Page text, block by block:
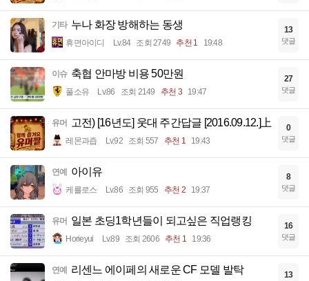
기타 누나 화장 방해하는 동생
휴면아이디 Lv.84 조회 2749 추천 1 19:48
13
댓글
이슈 축협 안마방 비용 50만원
풀소유 Lv.86 조회 2149 추천 3 19:47
27
댓글
유머 고전) [16년도] 웃대 주간답글 [2016.09.12.]上
레몬과즙 Lv.92 조회 557 추천 1 19:43
0
댓글
연예 아이유
케를로스 Lv.86 조회 955 추천 2 19:37
8
댓글
유머 일본 초딩1학년들이 되고싶은 직업랭킹
Horieyui Lv.89 조회 2606 추천 1 19:36
16
댓글
연예 리센느 에이페의 새로운 CF 모델 발탁 13